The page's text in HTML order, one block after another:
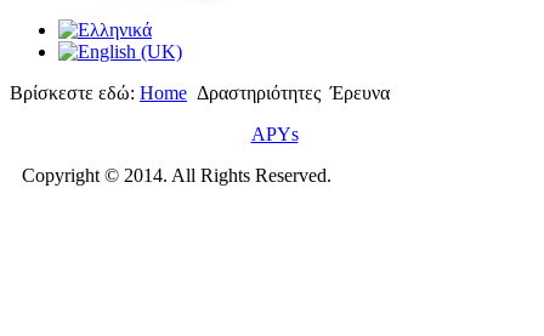
Βρίσκεστε εδώ: Home Δραστηριότητες Έρευνα
APYs
Copyright © 2014. All Rights Reserved.